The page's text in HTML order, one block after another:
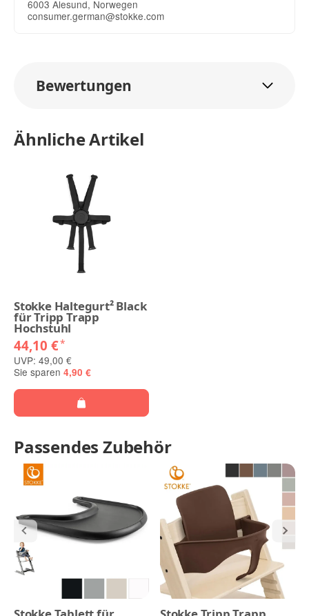
6003 Alesund, Norwegen
consumer.german@stokke.com
Bewertungen
Ähnliche Artikel
Stokke Haltegurt² Black
für Tripp Trapp
Hochstuhl
44,10 €*
UVP: 49,00 €
Sie sparen 4,90 €
Passendes Zubehör